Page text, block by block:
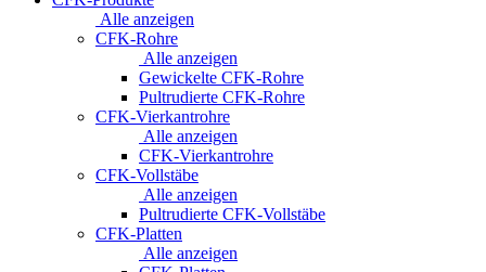
Alle anzeigen
CFK-Rohre
Alle anzeigen
Gewickelte CFK-Rohre
Pultrudierte CFK-Rohre
CFK-Vierkantrohre
Alle anzeigen
CFK-Vierkantrohre
CFK-Vollstäbe
Alle anzeigen
Pultrudierte CFK-Vollstäbe
CFK-Platten
Alle anzeigen